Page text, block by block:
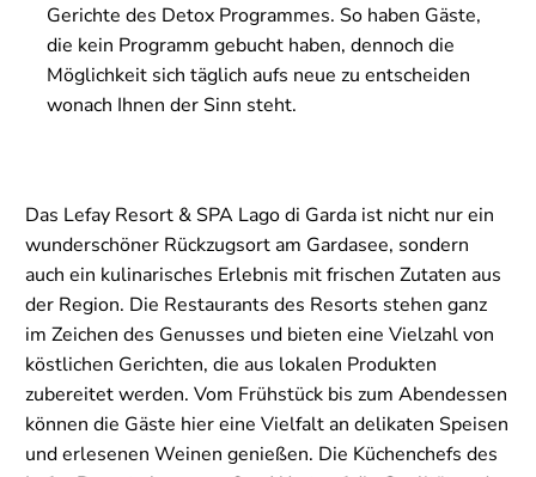
Gerichte des Detox Programmes. So haben Gäste,
die kein Programm gebucht haben, dennoch die
Möglichkeit sich täglich aufs neue zu entscheiden
wonach Ihnen der Sinn steht.
Das Lefay Resort & SPA Lago di Garda ist nicht nur ein
wunderschöner Rückzugsort am Gardasee, sondern
auch ein kulinarisches Erlebnis mit frischen Zutaten aus
der Region. Die Restaurants des Resorts stehen ganz
im Zeichen des Genusses und bieten eine Vielzahl von
köstlichen Gerichten, die aus lokalen Produkten
zubereitet werden. Vom Frühstück bis zum Abendessen
können die Gäste hier eine Vielfalt an delikaten Speisen
und erlesenen Weinen genießen. Die Küchenchefs des